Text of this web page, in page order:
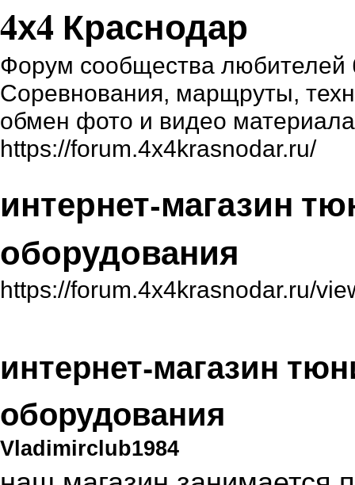
4х4 Краснодар
Форум сообщества любителей
Соревнования, марщруты,
обмен фото и видео
https://forum.4x4krasnodar.ru/
интернет-магазин
оборудования
https://forum.4x4krasnodar.ru/
интернет-магазин
оборудования
Vladimirclub1984